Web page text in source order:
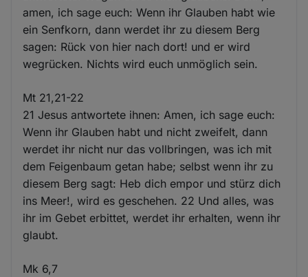
amen, ich sage euch: Wenn ihr Glauben habt wie
ein Senfkorn, dann werdet ihr zu diesem Berg
sagen: Rück von hier nach dort! und er wird
wegrücken. Nichts wird euch unmöglich sein.
Mt 21,21-22
21 Jesus antwortete ihnen: Amen, ich sage euch:
Wenn ihr Glauben habt und nicht zweifelt, dann
werdet ihr nicht nur das vollbringen, was ich mit
dem Feigenbaum getan habe; selbst wenn ihr zu
diesem Berg sagt: Heb dich empor und stürz dich
ins Meer!, wird es geschehen. 22 Und alles, was
ihr im Gebet erbittet, werdet ihr erhalten, wenn ihr
glaubt.
Mk 6,7